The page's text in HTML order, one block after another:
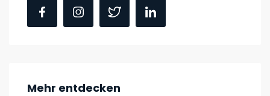
Mehr entdecken